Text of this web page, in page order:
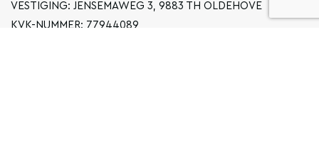
VESTIGING: JENSEMAWEG 3, 9883 TH OLDEHOVE
KVK-NUMMER: 77944089